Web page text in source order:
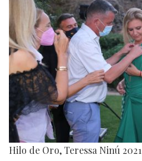
Hilo de Oro, Teressa Ninú 2021